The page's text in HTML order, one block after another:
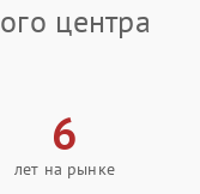
центра
6
лет на рынке